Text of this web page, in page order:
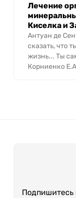
Лечение
Киселка и
Антуан де
сказать, что
жизнь... Ты
Корниенко
Подпишитесь